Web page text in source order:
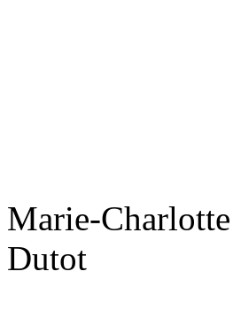
Marie-Charlotte
Dutot